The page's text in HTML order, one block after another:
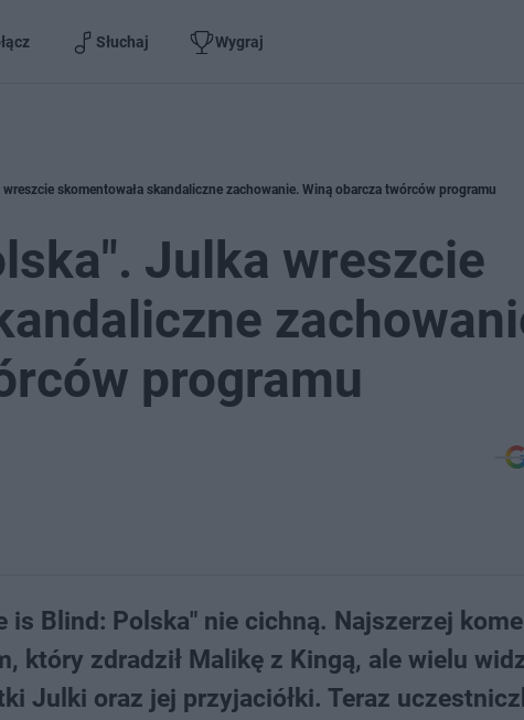
Słuchaj Wygraj
skomentowała skandaliczne zachowanie. Winą obarcza twórców programu
Julka wreszcie
programu
is Blind: Polska" nie cichną. Najszerzej
który zdradził Malikę z Kingą, ale wielu
Julki oraz jej przyjaciółki. Teraz